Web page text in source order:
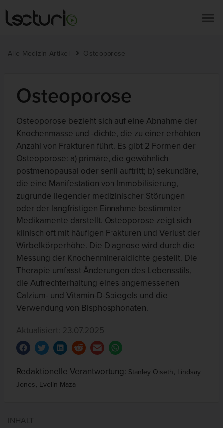
Alle Medizin Artikel Osteoporose
Osteoporose
Osteoporose bezieht sich auf eine Abnahme der
Knochenmasse und -dichte, die zu einer erhöhten
Anzahl von Frakturen führt. Es gibt 2 Formen der
Osteoporose: a) primäre, die gewöhnlich
postmenopausal oder senil auftritt; b) sekundäre,
die eine Manifestation von Immobilisierung,
zugrunde liegender medizinischer Störungen
oder der langfristigen Einnahme bestimmter
Medikamente darstellt. Osteoporose zeigt sich
klinisch oft mit häufigen Frakturen und Verlust der
Wirbelkörperhöhe. Die Diagnose wird durch die
Messung der Knochenmineraldichte gestellt. Die
Therapie umfasst Änderungen des Lebensstils,
die Aufrechterhaltung eines angemessenen
Calzium- und Vitamin-D-Spiegels und die
Verwendung von Bisphosphonaten.
Aktualisiert: 23.07.2025
Redaktionelle Verantwortung: Stanley Oiseth, Lindsay
Jones, Evelin Maza
INHALT